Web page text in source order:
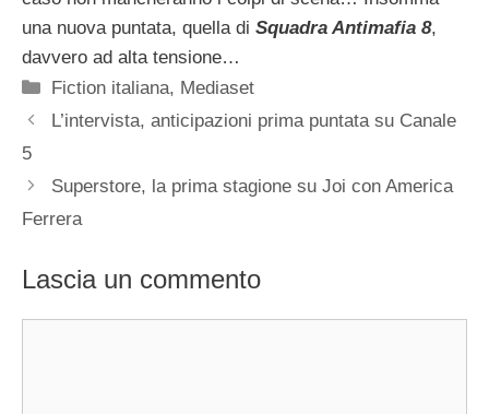
una nuova puntata, quella di Squadra Antimafia 8,
davvero ad alta tensione…
Categorie
Fiction italiana, Mediaset
L’intervista, anticipazioni prima puntata su Canale
5
Superstore, la prima stagione su Joi con America
Ferrera
Lascia un commento